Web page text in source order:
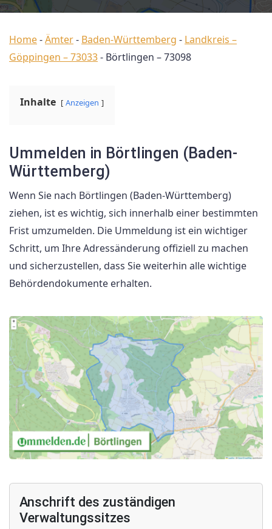
Home-Ämter- Baden-Württemberg - Landkreis –
Göppingen – 73033- Börtlingen – 73098
Inhalte Anzeigen
Ummelden in Börtlingen (Baden-
Württemberg)
Wenn Sie nach Börtlingen (Baden-Württemberg)
ziehen, ist es wichtig, sich innerhalb einer bestimmten
Frist umzumelden. Die Ummeldung ist ein wichtiger
Schritt, um Ihre Adressänderung offiziell zu machen
und sicherzustellen, dass Sie weiterhin alle wichtige
Behördendokumente erhalten.
Anschrift des zuständigen
Verwaltungssitzes